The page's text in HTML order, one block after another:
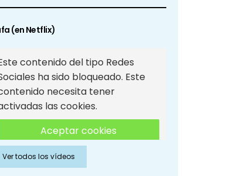
(en Netflix)
contenido del tipo Redes
ha sido bloqueado. Este
necesita tener
las cookies.
Aceptar cookies
Aceptar cookies de Redes
Sociales
Ver todos los vídeos